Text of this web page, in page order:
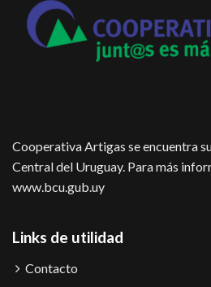
Cooperativa Artigas se encuentra
Central del Uruguay. Para más
www.bcu.gub.uy
Links de utilidad
Contacto